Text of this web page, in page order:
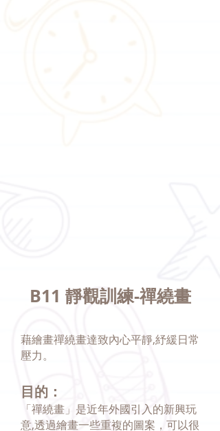
B11 靜觀訓練-禪繞畫
藉繪畫禪繞畫達致內心平靜,紓緩日常
壓力。
目的：
「禪繞畫」是近年外國引入的新興玩
意,透過繪畫一些重複的圖案，可以很